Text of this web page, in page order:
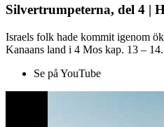
Silvertrumpeterna, del 4 |
Israels folk hade kommit igenom
Kanaans land i 4 Mos kap. 13 –
Se på YouTube